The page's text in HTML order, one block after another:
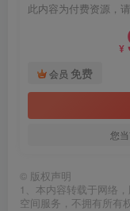
此内容为付费资源，
¥
会员 免费
您
© 版权声明
1、本内容转载于网络
空间服务，不拥有所有